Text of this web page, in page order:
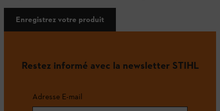
Enregistrez votre produit
Restez informé avec la newsletter STIHL
Adresse E-mail